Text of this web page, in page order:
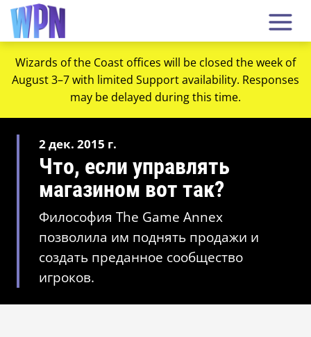
Wizards of the Coast offices will be closed the week of
August 3–7 with limited Support availability. Responses
may be delayed during this time.
2 дек. 2015 г.
Что, если управлять
магазином вот так?
Философия The Game Annex
позволила им поднять продажи и
создать преданное сообщество
игроков.